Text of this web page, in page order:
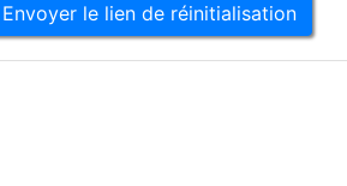
Envoyer le lien de réinitialisation